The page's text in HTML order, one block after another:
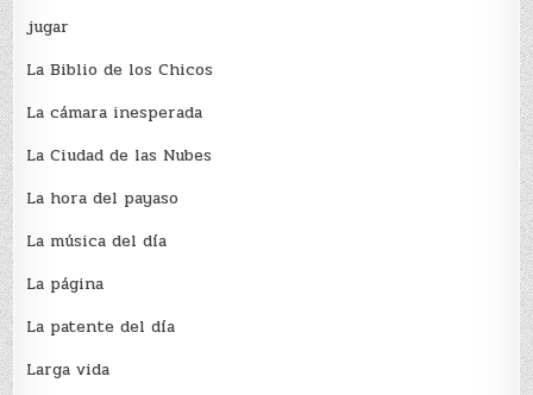
jugar
La Biblio de los Chicos
La cámara inesperada
La Ciudad de las Nubes
La hora del payaso
La música del día
La página
La patente del día
Larga vida